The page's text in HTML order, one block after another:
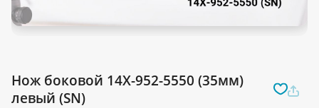
Нож боковой 14X-952-5550 (35мм)
левый (SN)